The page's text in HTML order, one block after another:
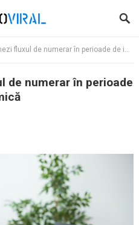
de numerar în perioade de incertitudine economică
de numerar în perioade